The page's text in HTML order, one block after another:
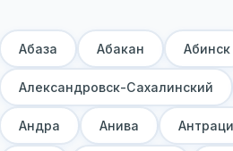
Абаза Абакан Абинск
Александровск-Сахалинский
Андра Анива